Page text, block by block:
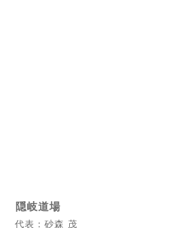
隠岐道場
代表：砂森 茂